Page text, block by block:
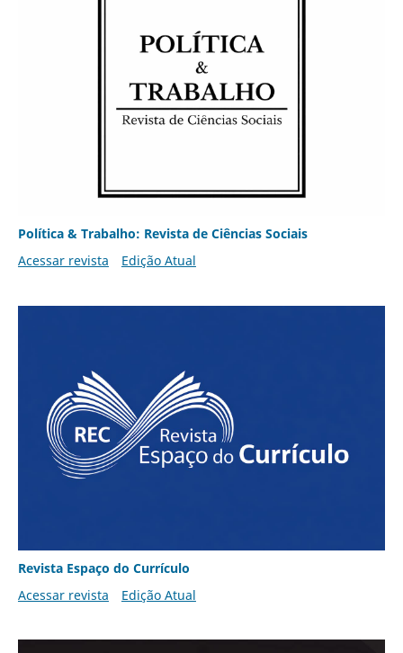
Política & Trabalho: Revista de Ciências Sociais
Acessar revista
Edição Atual
Revista Espaço do Currículo
Acessar revista
Edição Atual